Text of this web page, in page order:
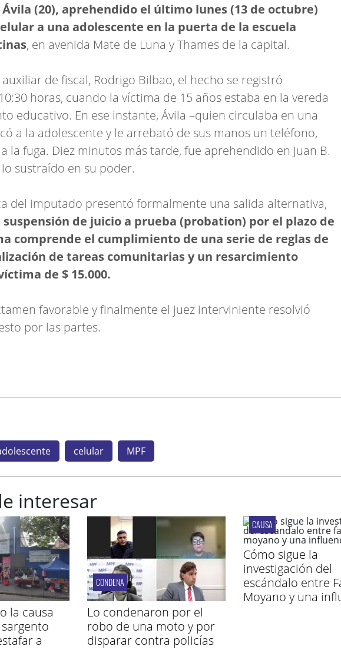
(20), aprehendido el último lunes (13 de octubre)
a una adolescente en la puerta de la escuela
, en avenida Mate de Luna y Thames de la capital.
de fiscal, Rodrigo Bilbao, el hecho se registró
horas, cuando la víctima de 15 años estaba en la vereda
educativo. En ese instante, Ávila –quien circulaba en una
a la adolescente y le arrebató de sus manos un teléfono,
la fuga. Diez minutos más tarde, fue aprehendido en Juan B.
sustraído en su poder.
del imputado presentó formalmente una salida alternativa,
suspensión de juicio a prueba (probation) por el plazo de
comprende el cumplimiento de una serie de reglas de
de tareas comunitarias y un resarcimiento
de $ 15.000.
favorable y finalmente el juez interviniente resolvió
por las partes.
celular MPF
interesar
la causa
a
CONDENA
Lo condenaron por el
robo de una moto y por
disparar contra policías
CAUSA
Cómo sigue la
investigación del
escándalo entre
Moyano y una